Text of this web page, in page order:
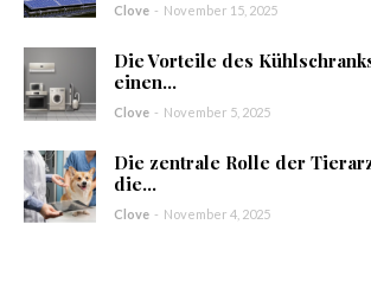
Clove - November 15, 2025
Die Vorteile des
einen...
Clove - November 5, 2025
Die zentrale Rolle der
die...
Clove - November 4, 2025